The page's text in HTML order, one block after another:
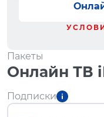
Пакеты
Онлайн ТВ
Подписки